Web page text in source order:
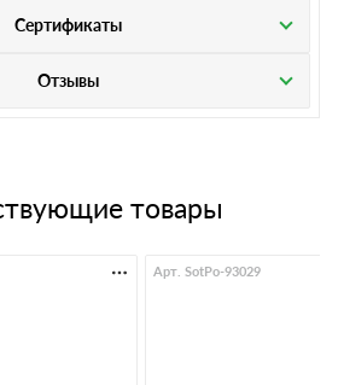
Сертификаты
Отзывы
товары
Арт. SotPo-93029